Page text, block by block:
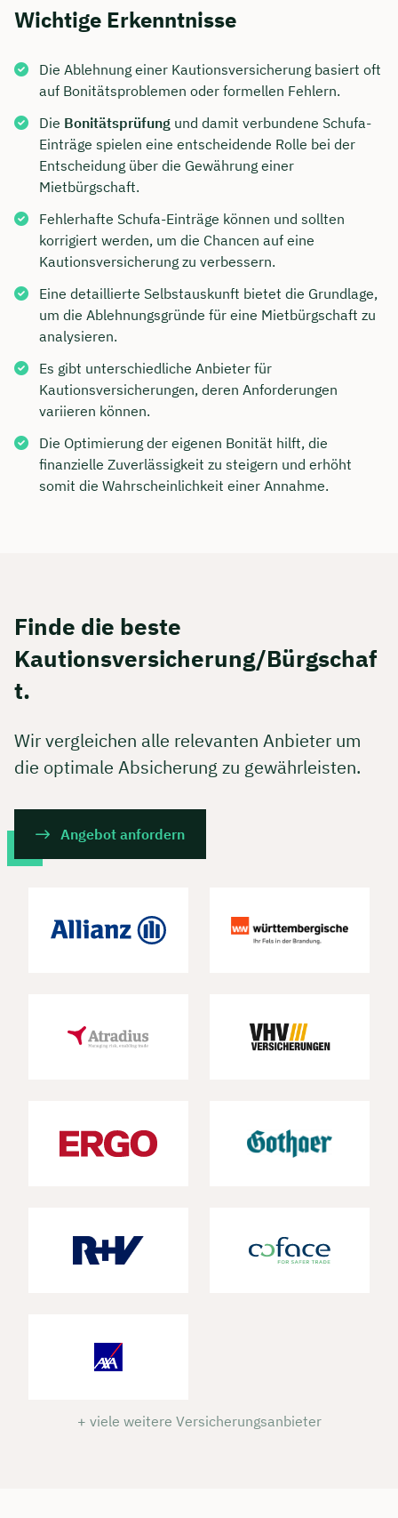
Wichtige Erkenntnisse
Die Ablehnung einer Kautionsversicherung basiert oft
auf Bonitätsproblemen oder formellen Fehlern.
Die Bonitätsprüfung und damit verbundene Schufa-
Einträge spielen eine entscheidende Rolle bei der
Entscheidung über die Gewährung einer
Mietbürgschaft.
Fehlerhafte Schufa-Einträge können und sollten
korrigiert werden, um die Chancen auf eine
Kautionsversicherung zu verbessern.
Eine detaillierte Selbstauskunft bietet die Grundlage,
um die Ablehnungsgründe für eine Mietbürgschaft zu
analysieren.
Es gibt unterschiedliche Anbieter für
Kautionsversicherungen, deren Anforderungen
variieren können.
Die Optimierung der eigenen Bonität hilft, die
finanzielle Zuverlässigkeit zu steigern und erhöht
somit die Wahrscheinlichkeit einer Annahme.
Finde die beste
Kautionsversicherung/Bürgschaf
t.
Wir vergleichen alle relevanten Anbieter um
die optimale Absicherung zu gewährleisten.
Angebot anfordern
+ viele weitere Versicherungsanbieter